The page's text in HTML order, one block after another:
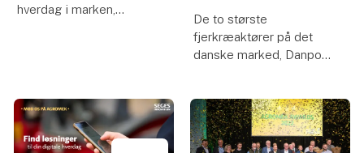
hverdag i marken,
Innovation på Agromek.
Planlægger du at læ
De to største
fjerkræaktører på det
danske marked, Danpo
for klimaet sammen. I
samarbejde med SEGES
Innovation vil de nu med